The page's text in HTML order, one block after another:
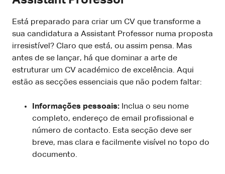
Está preparado para criar um CV que transforme a
sua candidatura a Assistant Professor numa proposta
irresistível? Claro que está, ou assim pensa. Mas
antes de se lançar, há que dominar a arte de
estruturar um CV académico de excelência. Aqui
estão as secções essenciais que não podem faltar:
Informações pessoais: Inclua o seu nome
completo, endereço de email profissional e
número de contacto. Esta secção deve ser
breve, mas clara e facilmente visível no topo do
documento.